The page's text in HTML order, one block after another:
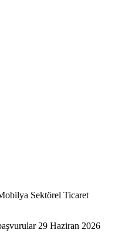
Sektörel Ticaret
29 Haziran 2026